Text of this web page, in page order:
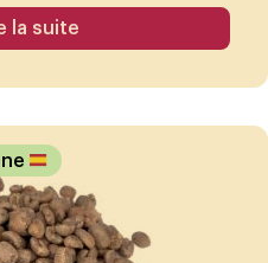
la suite